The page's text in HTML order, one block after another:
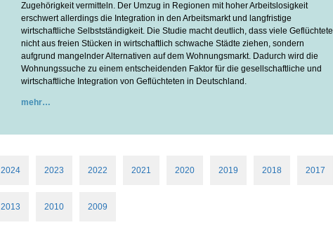
Zugehörigkeit vermitteln. Der Umzug in Regionen mit hoher Arbeitslosigkeit
erschwert allerdings die Integration in den Arbeitsmarkt und langfristige
wirtschaftliche Selbstständigkeit. Die Studie macht deutlich, dass viele Geflüchtete
nicht aus freien Stücken in wirtschaftlich schwache Städte ziehen, sondern
aufgrund mangelnder Alternativen auf dem Wohnungsmarkt. Dadurch wird die
Wohnungssuche zu einem entscheidenden Faktor für die gesellschaftliche und
wirtschaftliche Integration von Geflüchteten in Deutschland.
mehr
2024 2023 2022 2021 2020 2019 2018 2017
2013 2010 2009